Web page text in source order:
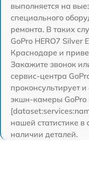
выполняется на
специального
ремонта. В таких
GoPro HERO7 Silver
Краснодаре и
Закажите звонок
сервис-центра
проконсультирует
экшн-камеры GoPro
нашей статистике
наличии деталей.